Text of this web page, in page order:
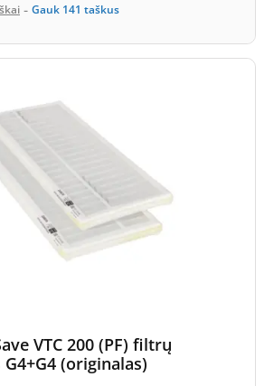
- Gauk 141 taškus
VTC 200 (PF) filtrų
(originalas)